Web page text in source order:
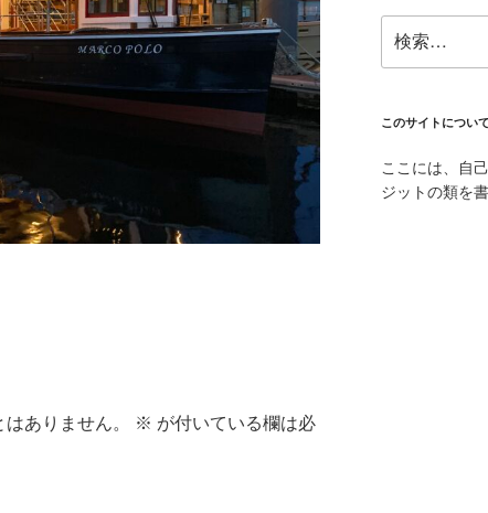
ありません。 ※ が付いている欄は必
索:
このサイトについて
ここには、自
ジットの類を